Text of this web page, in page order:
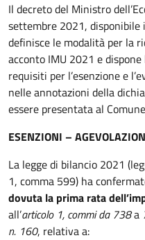
Il decreto del Ministro
settembre 2021, disponibile
definisce le modalità per la
acconto IMU 2021 e
requisiti per l’esenzione e
nelle annotazioni della
essere presentata al
ESENZIONI –
La legge di bilancio 2021
1, comma 599) ha
dovuta la prima rata
all’articolo 1, commi da 738a
n. 160, relativa a: